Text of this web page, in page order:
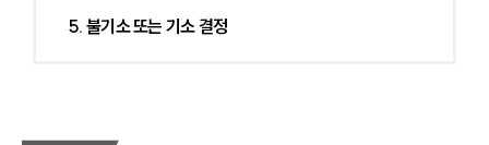
5. 불기소 또는 기소 결정